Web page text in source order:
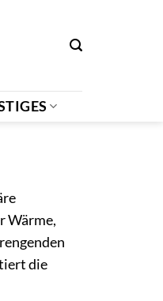
Wärme,
die